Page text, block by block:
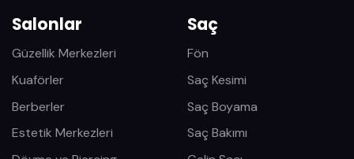
Salonlar
Güzellik Merkezleri
Kuaförler
Berberler
Estetik Merkezleri
Saç
Fön
Saç Kesimi
Saç Boyama
Saç Bakımı